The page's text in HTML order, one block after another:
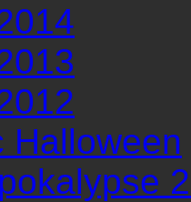
Halloween